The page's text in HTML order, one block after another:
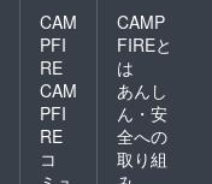
CAM
PFI
RE
CAM
PFI
RE
コ
CAMP
FIREと
は
あんし
ん・安
全への
取り組